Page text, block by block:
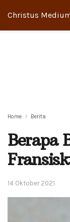
Christus
Home Berita
Berapa
14 Oktober 2021